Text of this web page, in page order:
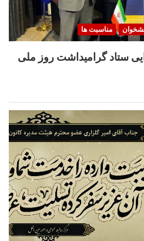
مناسبت ها
ستاد گرامیداشت روز ملی